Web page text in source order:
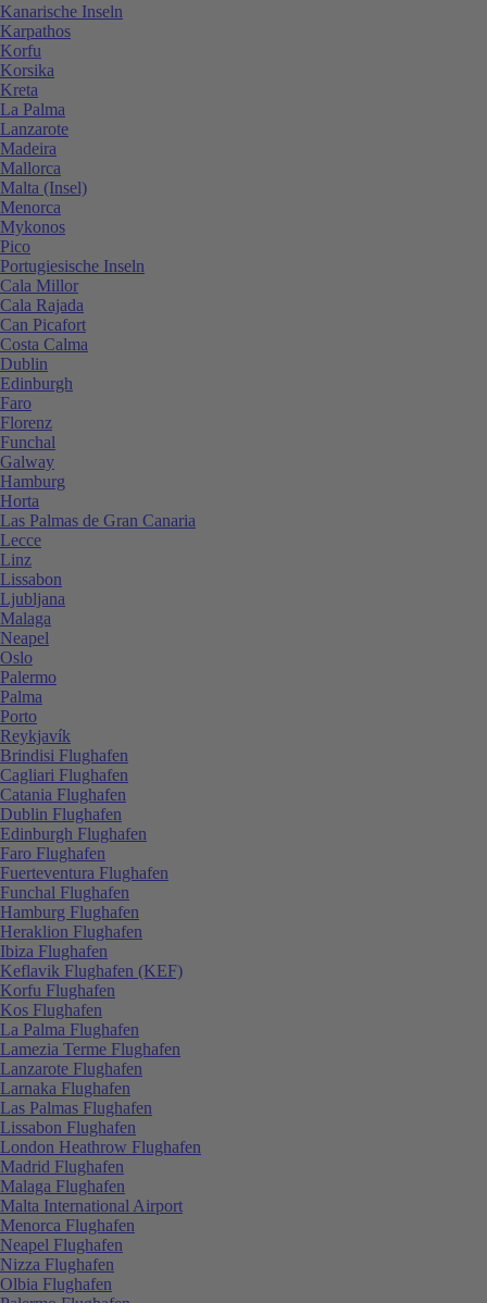
Kanarische Inseln
Karpathos
Korfu
Korsika
Kreta
La Palma
Lanzarote
Madeira
Mallorca
Malta (Insel)
Menorca
Mykonos
Pico
Portugiesische Inseln
Cala Millor
Cala Rajada
Can Picafort
Costa Calma
Dublin
Edinburgh
Faro
Florenz
Funchal
Galway
Hamburg
Horta
Las Palmas de Gran Canaria
Lecce
Linz
Lissabon
Ljubljana
Malaga
Neapel
Oslo
Palermo
Palma
Porto
Reykjavík
Brindisi Flughafen
Cagliari Flughafen
Catania Flughafen
Dublin Flughafen
Edinburgh Flughafen
Faro Flughafen
Fuerteventura Flughafen
Funchal Flughafen
Hamburg Flughafen
Heraklion Flughafen
Ibiza Flughafen
Keflavik Flughafen (KEF)
Korfu Flughafen
Kos Flughafen
La Palma Flughafen
Lamezia Terme Flughafen
Lanzarote Flughafen
Larnaka Flughafen
Las Palmas Flughafen
Lissabon Flughafen
London Heathrow Flughafen
Madrid Flughafen
Malaga Flughafen
Malta International Airport
Menorca Flughafen
Neapel Flughafen
Nizza Flughafen
Olbia Flughafen